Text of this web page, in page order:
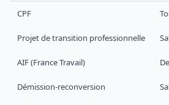
CPF
Projet de transition professionnelle
AIF (France Travail)
Démission-reconversion